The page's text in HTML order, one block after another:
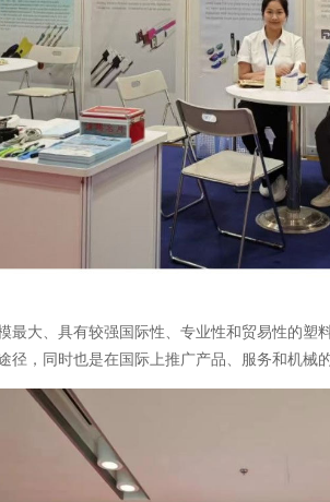
大、具有较强国际性、专业性和贸易性的塑料
径，同时也是在国际上推广产品、服务和机械